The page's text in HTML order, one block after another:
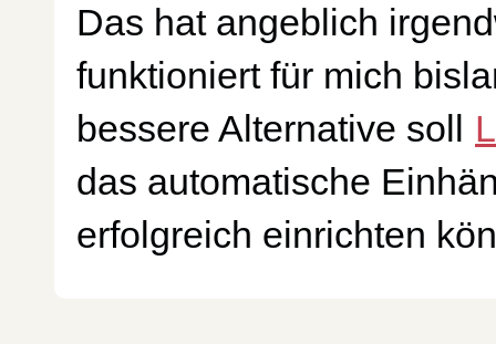
Das hat angeblich
funktioniert für mich
bessere Alternative soll
das automatische
erfolgreich einrichten